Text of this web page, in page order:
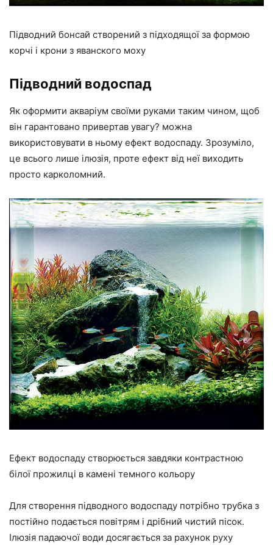
Підводний бонсай створений з підходящої за формою
корчі і крони з яванского моху
Підводний водоспад
Як оформити акваріум своїми руками таким чином, щоб
він гарантовано привертав увагу? можна
використовувати в ньому ефект водоспаду. Зрозуміло,
це всього лише ілюзія, проте ефект від неї виходить
просто карколомний.
Ефект водоспаду створюється завдяки контрастною
білої прожилці в камені темного кольору
Для створення підводного водоспаду потрібно трубка з
постійно подається повітрям і дрібний чистий пісок.
Ілюзія падаючої води досягається за рахунок руху